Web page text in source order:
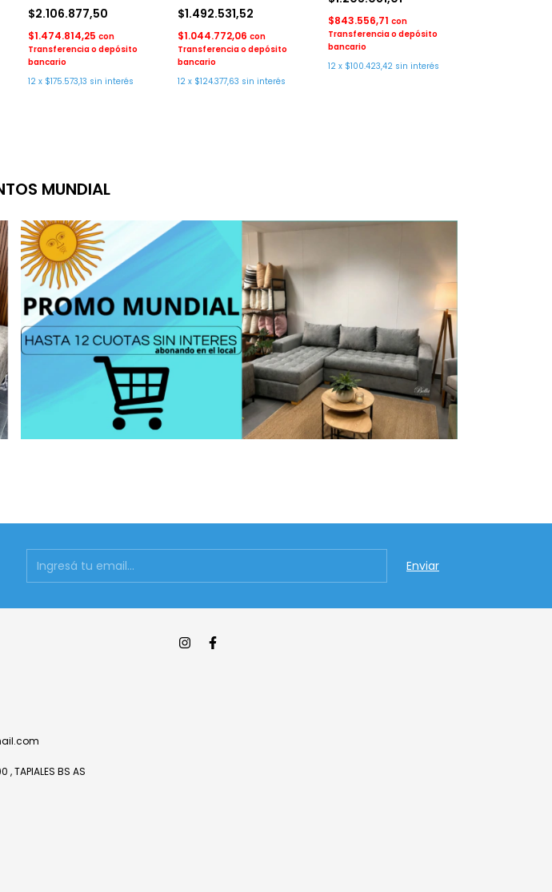
$2.106.877,50
$1.474.814,25 con
Transferencia o depósito
bancario
12 x $175.573,13 sin interés
$1.492.531,52
$1.044.772,06con
Transferencia o depósito
bancario
12 x $124.377,63 sin interés
$843.556,71 con
Transferencia o depósito
bancario
12 x $100.423,42 sin interés
MUNDIAL
, TAPIALES BS AS